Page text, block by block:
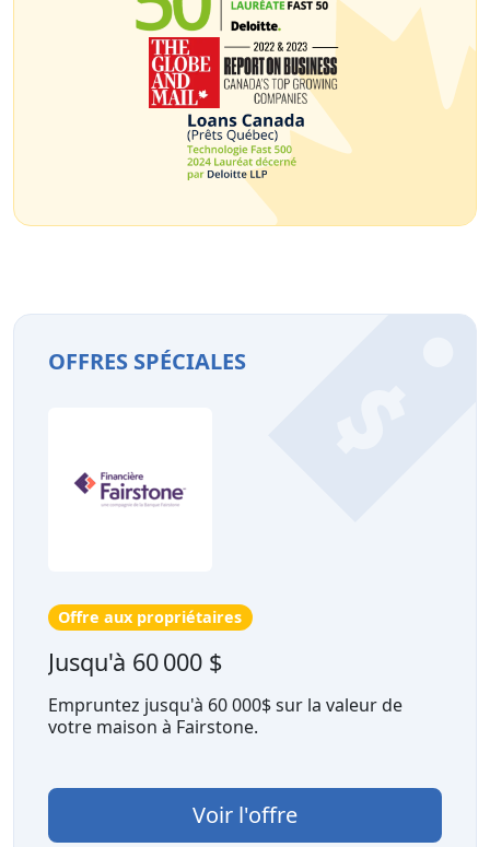
OFFRES SPÉCIALES
Offre aux propriétaires
Jusqu'à 60 000 $
Empruntez jusqu'à 60 000$ sur la valeur de
votre maison à Fairstone.
Voir l'offre